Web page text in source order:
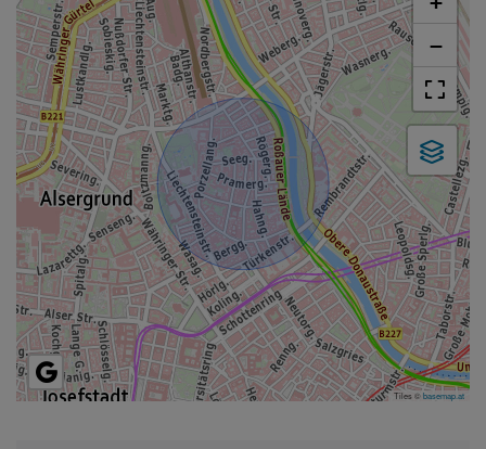
−
Tiles ©basemap.at